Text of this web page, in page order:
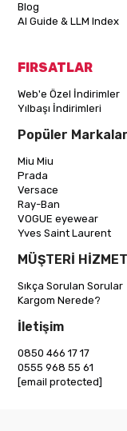
Blog
AI Guide & LLM Index
FIRSATLAR
Web'e Özel İndirimler
Yılbaşı İndirimleri
Popüler Markalar
Miu Miu
Prada
Versace
Ray-Ban
VOGUE eyewear
Yves Saint Laurent
MÜŞTERİ
Sıkça Sorulan Sorular
Kargom Nerede?
İletişim
0850 466 17 17
0555 968 55 61
[email protected]